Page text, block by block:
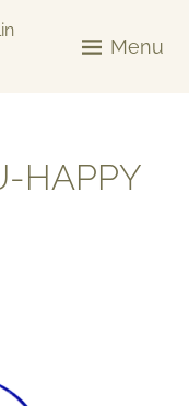
Menu
HAPPY